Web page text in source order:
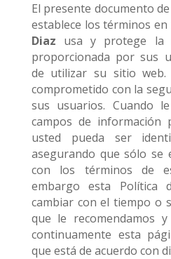
El presente documento
establece los términos en
Diaz usa y protege la
proporcionada por sus
de utilizar su sitio
comprometido con la
sus usuarios. Cuando
campos de información
usted pueda ser
asegurando que sólo se
con los términos de
embargo esta Política
cambiar con el tiempo o
que le recomendamos
continuamente esta
que está de acuerdo con